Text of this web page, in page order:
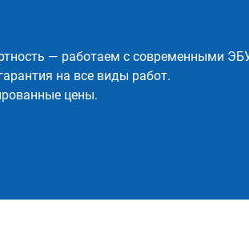
— работаем с современными
на все виды работ.
цены.